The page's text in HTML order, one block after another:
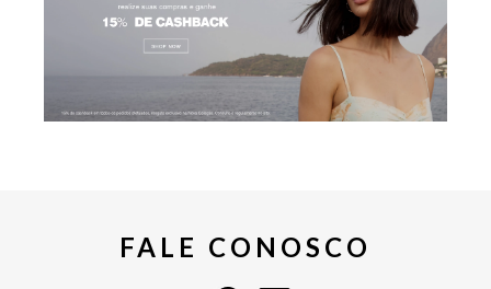
FALE CONOSCO